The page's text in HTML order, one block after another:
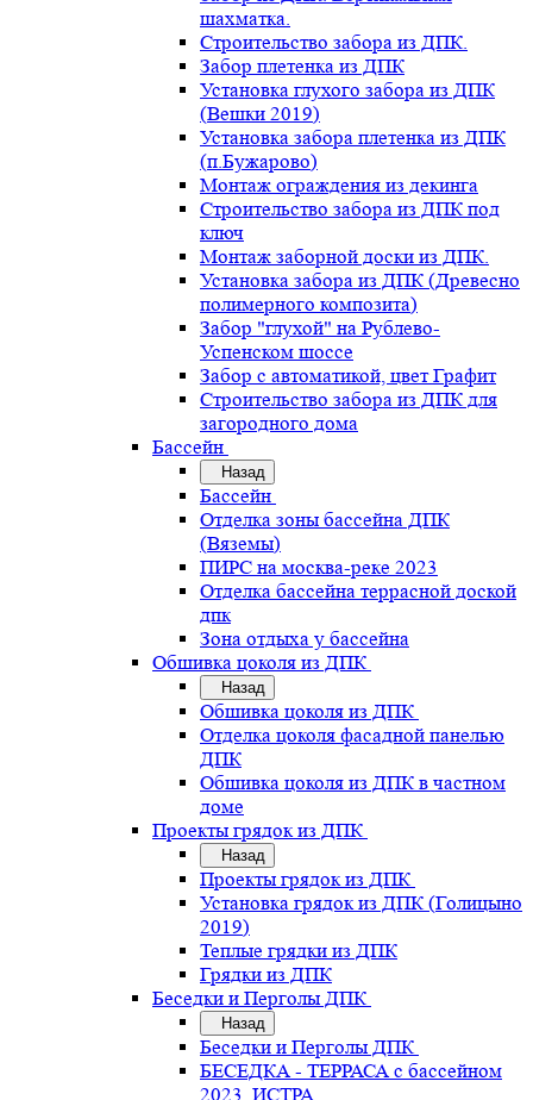
шахматка.
Строительство забора из ДПК.
Забор плетенка из ДПК
Установка глухого забора из ДПК
(Вешки 2019)
Установка забора плетенка из ДПК
(п.Бужарово)
Монтаж ограждения из декинга
Строительство забора из ДПК под
ключ
Монтаж заборной доски из ДПК.
Установка забора из ДПК (Древесно
полимерного композита)
Забор "глухой" на Рублево-
Успенском шоссе
Забор с автоматикой, цвет Графит
Строительство забора из ДПК для
загородного дома
Бассейн
Назад
Бассейн
Отделка зоны бассейна ДПК
(Вяземы)
ПИРС на москва-реке 2023
Отделка бассейна террасной доской
дпк
Зона отдыха у бассейна
Обшивка цоколя из ДПК
Назад
Обшивка цоколя из ДПК
Отделка цоколя фасадной панелью
ДПК
Обшивка цоколя из ДПК в частном
доме
Проекты грядок из ДПК
Назад
Проекты грядок из ДПК
Установка грядок из ДПК (Голицыно
2019)
Теплые грядки из ДПК
Грядки из ДПК
Беседки и Перголы ДПК
Назад
Беседки и Перголы ДПК
БЕСЕДКА - ТЕРРАСА с бассейном
2023. ИСТРА